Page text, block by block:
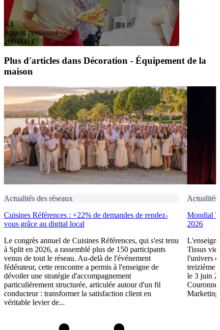
4,1
Apport personnel
100 000 €
Plus d'articles dans Décoration - Équipement de la
maison
Actualités des réseaux
Cuisines Références : +22% de demandes de rendez-
vous grâce au digital local
Le congrès annuel de Cuisines Références, qui s'est tenu
à Split en 2026, a rassemblé plus de 150 participants
venus de tout le réseau. Au-delà de l'événement
fédérateur, cette rencontre a permis à l'enseigne de
dévoiler une stratégie d'accompagnement
particulièrement structurée, articulée autour d'un fil
conducteur : transformer la satisfaction client en
véritable levier de...
Actualités
Mondial
2026
Tissus
l'univers
treizième
le 3 juin